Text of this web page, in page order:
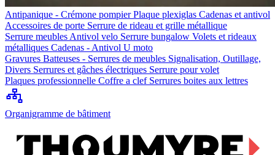
Antipanique - Crémone pompierPlaque plexiglas Cadenas et antivol
Accessoires de porte Serrure de rideau et grille métallique
Serrure meubles Antivol velo Serrure bungalow Volets et rideaux
métalliques Cadenas - Antivol U moto
Gravures Batteuses - Serrures de meubles Signalisation, Outillage,
Divers Serrures et gâches électriques Serrure pour volet
Plaques professionnelle Coffre a clef Serrures boites aux lettres
Organigramme de bâtiment